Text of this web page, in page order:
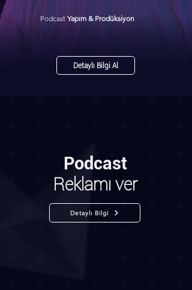
Detaylı Bilgi Al
PodcastYapım & Prodüksiyon
Podcast
Reklamı ver
Detaylı Bilgi